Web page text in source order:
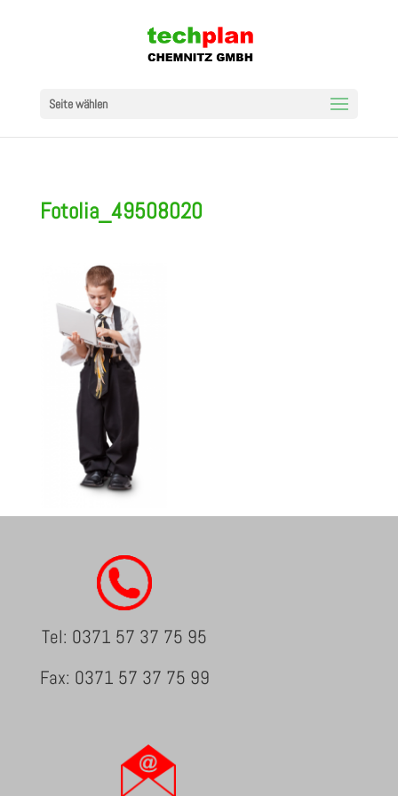
Seite wählen
Fotolia_49508020
Tel: 0371 57 37 75 95
Fax: 0371 57 37 75 99